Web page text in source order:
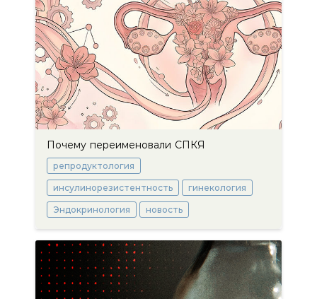
Почему переименовали СПКЯ
репродуктология
инсулинорезистентность гинекология
Эндокринология новость